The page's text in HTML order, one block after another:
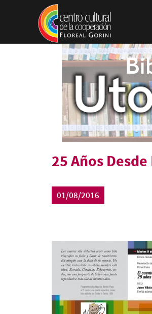
Pasar al contenido principal
25 Años
01/08/2016
dlg25-